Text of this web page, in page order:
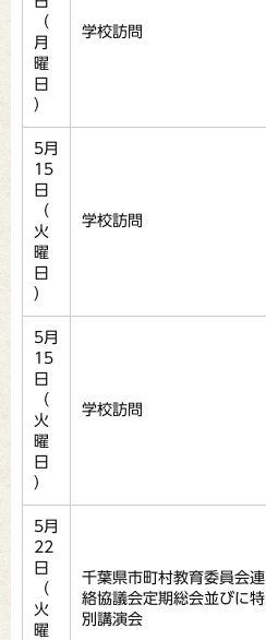
（
月
曜
日
）
学校訪問
5月
15
日
（
火
曜
日
）
学校訪問
5月
15
日
（
火
曜
日
）
学校訪問
5月
22
日
（
火
曜
千葉県市町村教育委員会連
絡協議会定期総会並びに特
別講演会